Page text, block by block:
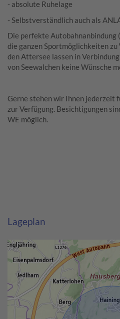
- absolute Ruhelage
- Selbstverständlich auch als
Die perfekte Autobahnanbindung
die ganzen Sportmöglichkeiten zu
den Attersee lassen in
von Seewalchen keine Wünsche
Gerne stehen wir Ihnen
zur Verfügung. Besichtigungen
WE möglich.
Lageplan